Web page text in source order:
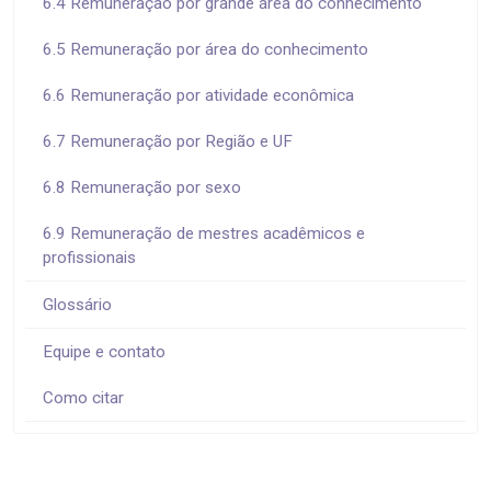
6.5 Remuneração por área do conhecimento
6.6 Remuneração por atividade econômica
6.7 Remuneração por Região e UF
6.8 Remuneração por sexo
6.9 Remuneração de mestres acadêmicos e
profissionais
Glossário
Equipe e contato
Como citar